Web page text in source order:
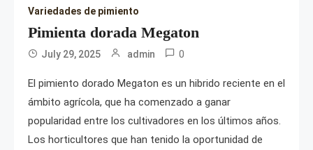
Variedades de pimiento
Pimienta dorada Megaton
July 29, 2025 admin 0
El pimiento dorado Megaton es un hibrido reciente en el
ámbito agrícola, que ha comenzado a ganar
popularidad entre los cultivadores en los últimos años.
Los horticultores que han tenido la oportunidad de